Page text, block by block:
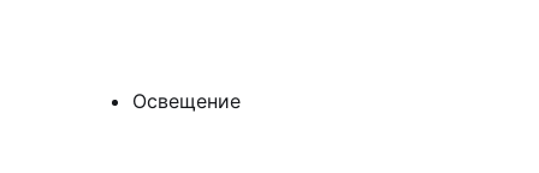
Освещение